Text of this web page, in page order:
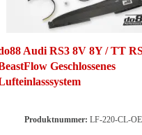
Audi RS3 8V 8Y / TT
Geschlossenes
Produktnummer: LF-220-CL-OE